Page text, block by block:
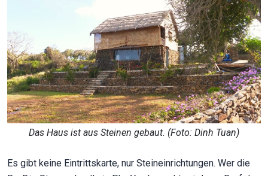
Das Haus ist aus Steinen gebaut. (Foto: Dinh Tuan)
Es gibt keine Eintrittskarte, nur Steineinrichtungen. Wer die